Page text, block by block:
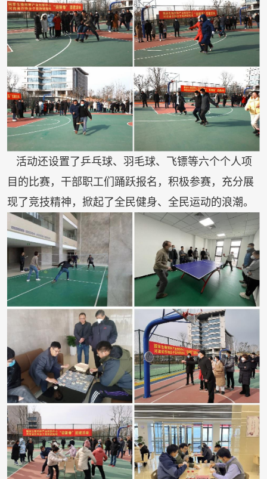
活动还设置了乒乓球、羽毛球、飞镖等六个个人项
目 的比赛， 干部职工们踊跃报名，积极参赛，充分展
现了竞技精神，掀起了全民健身、全民运动的浪潮。